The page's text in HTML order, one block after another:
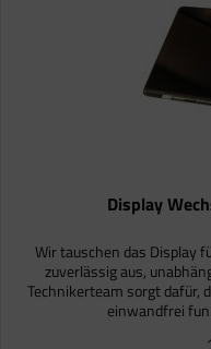
Display
Wir tauschen das Display
zuverlässig aus,
Technikerteam sorgt dafür,
einwandfrei